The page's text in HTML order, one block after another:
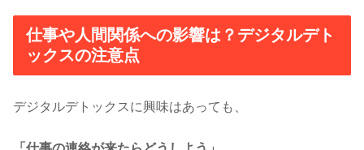
仕事や人間関係への影響は？デジタルデト
ックスの注意点
デジタルデトックスに興味はあっても、